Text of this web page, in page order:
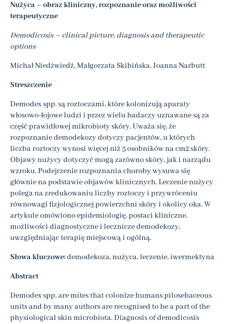
Nużyca – obraz kliniczny, rozpoznanie oraz możliwości
terapeutyczne
Demodicosis – clinical picture, diagnosis and therapeutic
options
Michał Niedźwiedź, Małgorzata Skibińska, Joanna Narbutt
Streszczenie
Demodex spp. są roztoczami, które kolonizują aparaty
włosowo-łojowe ludzi i przez wielu badaczy uznawane są za
część prawidłowej mikrobioty skóry. Uważa się, że
rozpoznanie demodekozy dotyczy pacjentów, u których
liczba roztoczy wynosi więcej niż 5 osobników na cm2 skóry.
Objawy nużycy dotyczyć mogą zarówno skóry, jak i narządu
wzroku. Podejrzenie rozpoznania choroby wysuwa się
głównie na podstawie objawów klinicznych. Leczenie nużycy
polega na zredukowaniu liczby roztoczy i przywróceniu
równowagi fizjologicznej powierzchni skóry i okolicy oka. W
artykule omówiono epidemiologię, postaci kliniczne,
możliwości diagnostyczne i lecznicze demodekozy,
uwzględniając terapię miejscową i ogólną.
Słowa kluczowe:demodekoza, nużyca, leczenie, iwermektyna
Abstract
Demodex spp. are mites that colonize humans pilosebaceous
units and by many authors are recognised to be a part of the
physiological skin microbiota. Diagnosis of demodicosis